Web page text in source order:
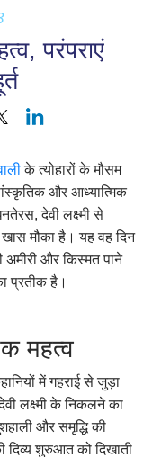
परंपराएं
के त्योहारों के मौसम
और आध्यात्मिक
देवी लक्ष्मी से
मौका है। यह वह दिन
अमीरी और किस्मत पाने
प्रतीक है।
महत्व
में गहराई से जुड़ा
लक्ष्मी के निकलने का
और समृद्धि की
शुरुआत को दिखाती